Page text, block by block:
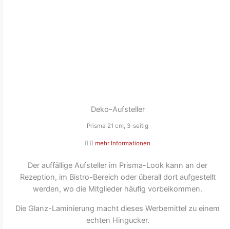
Deko-Aufsteller
Prisma 21 cm, 3-seitig
mehr Informationen
Der auffällige Aufsteller im Prisma-Look kann an der
Rezeption, im Bistro-Bereich oder überall dort aufgestellt
werden, wo die Mitglieder häufig vorbeikommen.
Die Glanz-Laminierung macht dieses Werbemittel zu einem
echten Hingucker.